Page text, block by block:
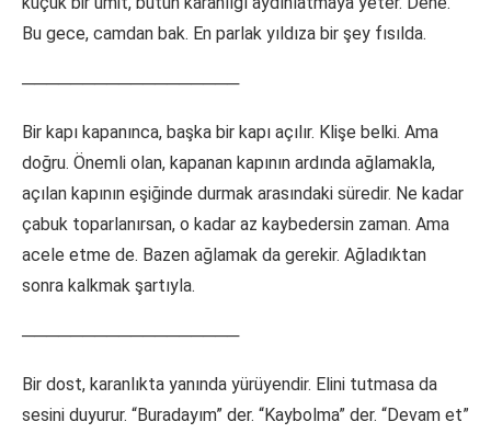
Bu gece, camdan bak. En parlak yıldıza bir şey fısılda.
──────────────────
Bir kapı kapanınca, başka bir kapı açılır. Klişe belki. Ama
doğru. Önemli olan, kapanan kapının ardında ağlamakla,
açılan kapının eşiğinde durmak arasındaki süredir. Ne kadar
çabuk toparlanırsan, o kadar az kaybedersin zaman. Ama
acele etme de. Bazen ağlamak da gerekir. Ağladıktan
sonra kalkmak şartıyla.
──────────────────
Bir dost, karanlıkta yanında yürüyendir. Elini tutmasa da
sesini duyurur. “Buradayım” der. “Kaybolma” der. “Devam et”